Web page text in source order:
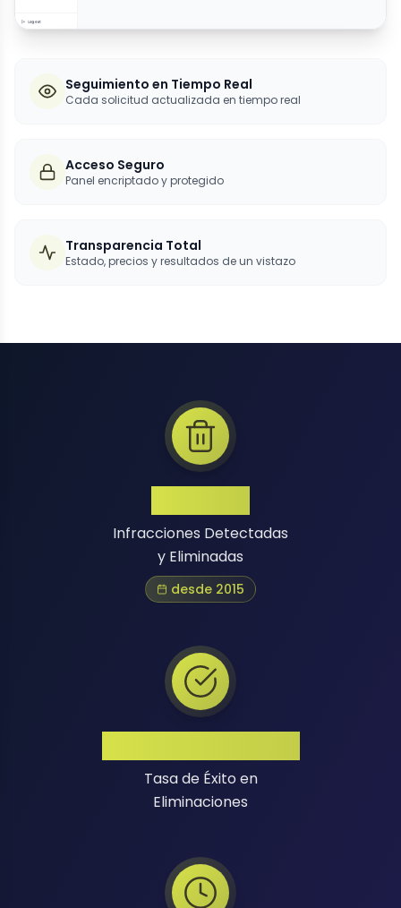
Seguimiento en Tiempo Real
Cada solicitud actualizada en tiempo real
Acceso Seguro
Panel encriptado y protegido
Transparencia Total
Estado, precios y resultados de un vistazo
Infracciones Detectadas
y Eliminadas
desde 2015
Tasa de Éxito en
Eliminaciones